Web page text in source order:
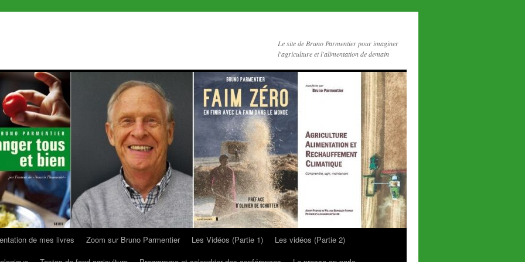
Le site de Bruno Parmentier pour imaginer
l'agriculture et l'alimentation de demain
de mes livres Zoom sur Bruno Parmentier Les Vidéos (Partie 1)
Les vidéos (Partie 2)